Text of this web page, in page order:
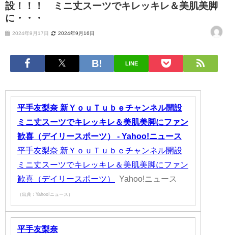
設！！！ ミニ丈スーツでキレッキレ＆美肌美脚
に・・・
2024年9月17日 2024年9月16日
LINE
平手友梨奈 新ＹｏｕＴｕｂｅチャンネル開設
ミニ丈スーツでキレッキレ＆美肌美脚にファン
歓喜（デイリースポーツ） - Yahoo!ニュース
平手友梨奈 新ＹｏｕＴｕｂｅチャンネル開設
ミニ丈スーツでキレッキレ＆美肌美脚にファン
歓喜（デイリースポーツ）
Yahoo!ニュース
（出典：Yahoo!ニュース）
平手友梨奈